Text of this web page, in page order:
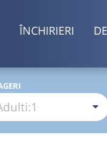
ÎNCHIRIERI